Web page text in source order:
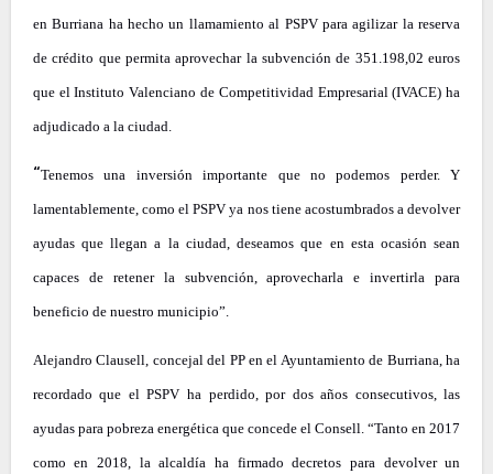
en Burriana ha hecho un llamamiento al PSPV para agilizar la reserva
de crédito que permita aprovechar la subvención de 351.198,02 euros
que el Instituto Valenciano de Competitividad Empresarial (IVACE) ha
adjudicado a la ciudad.
“Tenemos una inversión importante que no podemos perder. Y
lamentablemente, como el PSPV ya nos tiene acostumbrados a devolver
ayudas que llegan a la ciudad, deseamos que en esta ocasión sean
capaces de retener la subvención, aprovecharla e invertirla para
beneficio de nuestro municipio”.
Alejandro Clausell, concejal del PP en el Ayuntamiento de Burriana, ha
recordado que el PSPV ha perdido, por dos años consecutivos, las
ayudas para pobreza energética que concede el Consell. “Tanto en 2017
como en 2018, la alcaldía ha firmado decretos para devolver un